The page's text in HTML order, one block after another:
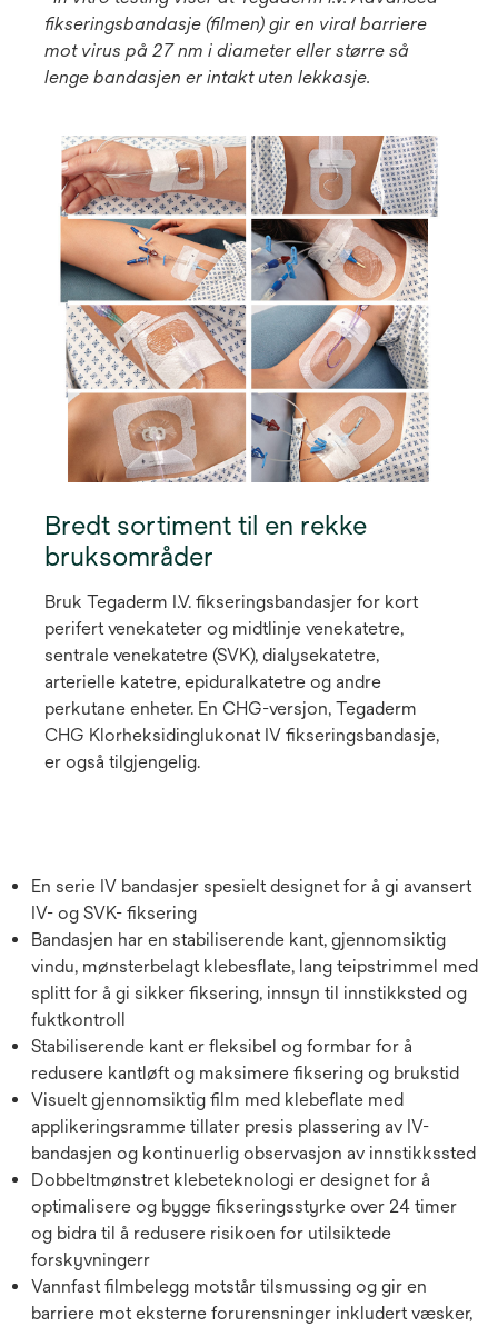
fikseringsbandasje (filmen) gir en viral barriere
mot virus på 27 nm i diameter eller større så
lenge bandasjen er intakt uten lekkasje.
Bredt sortiment til en rekke
bruksområder
Bruk Tegaderm I.V. fikseringsbandasjer for kort
perifert venekateter og midtlinje venekatetre,
sentrale venekatetre (SVK), dialysekatetre,
arterielle katetre, epiduralkatetre og andre
perkutane enheter. En CHG-versjon, Tegaderm
CHG Klorheksidinglukonat IV fikseringsbandasje,
er også tilgjengelig.
En serie IV bandasjer spesielt designet for å gi avansert
IV- og SVK- fiksering
Bandasjen har en stabiliserende kant, gjennomsiktig
vindu, mønsterbelagt klebesflate, lang teipstrimmel med
splitt for å gi sikker fiksering, innsyn til innstikksted og
fuktkontroll
Stabiliserende kant er fleksibel og formbar for å
redusere kantløft og maksimere fiksering og brukstid
Visuelt gjennomsiktig film med klebeflate med
applikeringsramme tillater presis plassering av IV-
bandasjen og kontinuerlig observasjon av innstikkssted
Dobbeltmønstret klebeteknologi er designet for å
optimalisere og bygge fikseringsstyrke over 24 timer
og bidra til å redusere risikoen for utilsiktede
forskyvningerr
Vannfast filmbelegg motstår tilsmussing og gir en
barriere mot eksterne forurensninger inkludert væsker,